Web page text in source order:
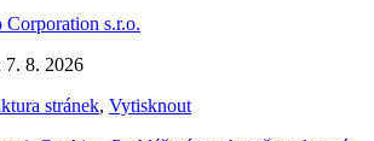
Corporation s.r.o.
7. 8. 2026
stránek, Vytisknout